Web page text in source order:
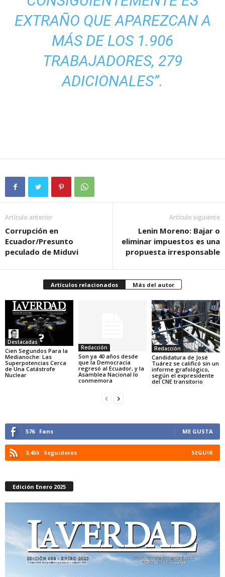
EXTRAÑO QUE APAREZCAN A
MÁS DE LOS 1.906
TRABAJADORES, 279
ADICIONALES”.
Artículo anterior
Corrupción en
Ecuador/Presunto
peculado de Miduvi
Artículo siguiente
Lenin Moreno: Bajar o
eliminar impuestos es una
propuesta irresponsable
Artículos relacionados Más del autor
Destacadas
Cien Segundos Para la
Medianoche: Las
Superpotencias Cerca
de Una Catástrofe
Nuclear
Redacción
Son ya 40 años desde
que la Democracia
regresó al Ecuador, y la
Asamblea Nacional lo
conmemora
Redacción
Candidatura de José
Tuárez se calificó sin un
informe grafológico,
según el expresidente
del CNE transitorio
576 Fans ME GUSTA
3,455 Seguidores SEGUIR
Edición Enero 2025